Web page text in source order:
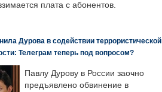
плата с абонентов.
Дурова в содействии террористической
Телеграм теперь под вопросом?
Павлу Дурову в России заочно
предъявлено обвинение в